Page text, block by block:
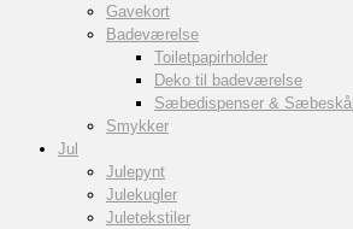
Gavekort
Badeværelse
Toiletpapirholder
Deko til badeværelse
Sæbedispenser & Sæbeskål
Smykker
Jul
Julepynt
Julekugler
Juletekstiler